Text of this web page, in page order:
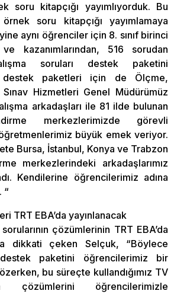
soru kitapçığı yayımlıyorduk. Bu
soru kitapçığı yayımlamaya
aynı öğrenciler için 8. sınıf birinci
kazanımlarından, 516 sorudan
soruları destek paketini
destek paketleri için de Ölçme,
Hizmetleri Genel Müdürümüz
arkadaşları ile 81 ilde bulunan
merkezlerimizde görevli
büyük emek veriyor.
Bursa, İstanbul, Konya ve Trabzon
merkezlerindeki arkadaşlarımız
Kendilerine öğrencilerimiz adına
“
TRT EBA’da yayınlanacak
çözümlerinin TRT EBA’da
dikkati çeken Selçuk, “Böylece
destek paketini öğrencilerimiz bir
bu süreçte kullandığımız TV
çözümlerini öğrencilerimizle